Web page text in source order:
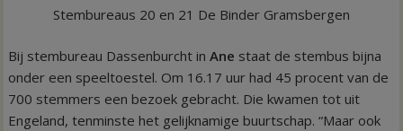
Stembureaus 20 en 21 De Binder Gramsbergen
Bij stembureau Dassenburcht inAne staat de stembus bijna
onder een speeltoestel. Om 16.17 uur had 45 procent van de
700 stemmers een bezoek gebracht. Die kwamen tot uit
Engeland, tenminste het gelijknamige buurtschap. “Maar ook